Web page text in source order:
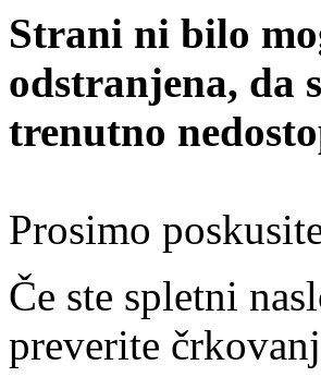
Strani ni bilo
odstranjena, da
trenutno
Prosimo
Če ste spletni
preverite